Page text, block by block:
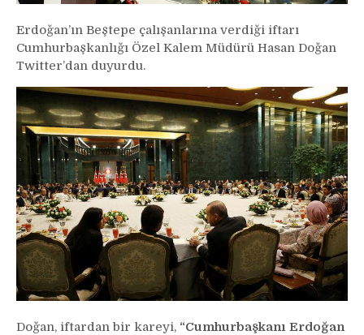
Erdoğan’ın Beştepe çalışanlarına verdiği iftarı
Cumhurbaşkanlığı Özel Kalem Müdürü Hasan Doğan
Twitter’dan duyurdu.
Doğan, iftardan bir kareyi, “Cumhurbaşkanı Erdoğan